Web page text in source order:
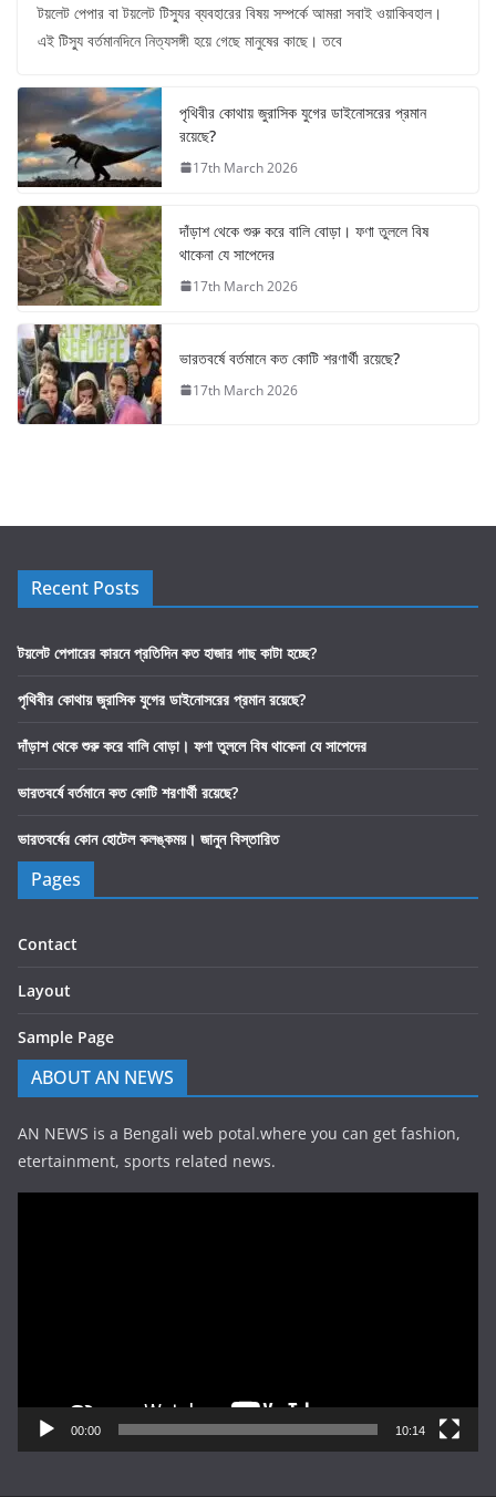
টয়লেট পেপার বা টয়লেট টিস্যুর ব্যবহারের বিষয় সম্পর্কে আমরা সবাই ওয়াকিবহাল।
এই টিস্যু বর্তমানদিনে নিত্যসঙ্গী হয়ে গেছে মানুষের কাছে। তবে
পৃথিবীর কোথায় জুরাসিক যুগের ডাইনোসরের প্রমান
রয়েছে?
17th March 2026
দাঁড়াশ থেকে শুরু করে বালি বোড়া। ফণা তুললে বিষ
থাকেনা যে সাপেদের
17th March 2026
ভারতবর্ষে বর্তমানে কত কোটি শরণার্থী রয়েছে?
17th March 2026
Recent Posts
টয়লেট পেপারের কারনে প্রতিদিন কত হাজার গাছ কাটা হচ্ছে?
পৃথিবীর কোথায় জুরাসিক যুগের ডাইনোসরের প্রমান রয়েছে?
দাঁড়াশ থেকে শুরু করে বালি বোড়া। ফণা তুললে বিষ থাকেনা যে সাপেদের
ভারতবর্ষে বর্তমানে কত কোটি শরণার্থী রয়েছে?
ভারতবর্ষের কোন হোটেল কলঙ্কময়। জানুন বিস্তারিত
Pages
Contact
Layout
Sample Page
ABOUT AN NEWS
AN NEWS is a Bengali web potal.where you can get fashion,
etertainment, sports related news.
00:00 10:14